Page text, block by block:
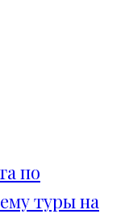
по
туры на